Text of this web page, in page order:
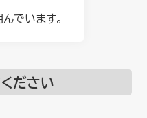
でいます。
ださい